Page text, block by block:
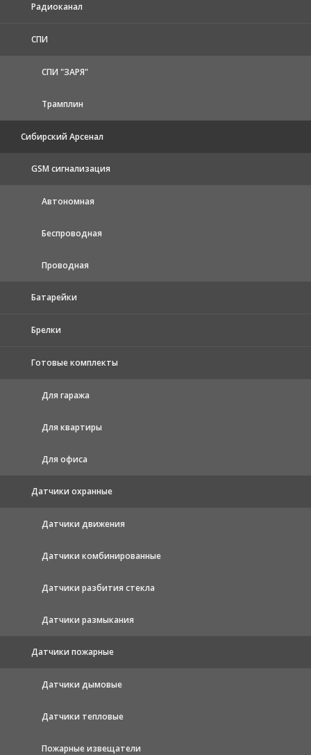
Радиоканал
СПИ
СПИ "ЗАРЯ"
Трамплин
Сибирский Арсенал
GSM сигнализация
Автономная
Беспроводная
Проводная
Батарейки
Брелки
Готовые комплекты
Для гаража
Для квартиры
Для офиса
Датчики охранные
Датчики движения
Датчики комбинированные
Датчики разбития стекла
Датчики размыкания
Датчики пожарные
Датчики дымовые
Датчики тепловые
Пожарные извещатели